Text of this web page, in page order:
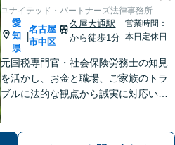
ユナイテッド・パートナーズ法律事務所
愛
知
県
|
名古屋
市中区
久屋大通駅
から徒歩1分
営業時間：
本日定休日
元国税専門官・社会保険労務士の知見
を活かし、お金と職場、ご家族のトラ
ブルに法的な観点から誠実に対応いた
らのご相談可